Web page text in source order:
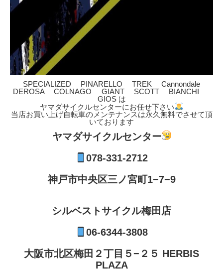
SPECIALIZED PINARELLO TREK Cannondale
DEROSA COLNAGO GIANT SCOTT BIANCHI
GIOS は
ヤマダサイクルセンターにお任せ下さい
当店お買い上げ自転車のメンテナンスは永久無料でさせて頂
いております
ヤマダサイクルセンター
078-331-2712
神戸市中央区三ノ宮町1−7−9
シルベストサイクル梅田店
06-6344-3808
大阪市北区梅田２丁目５−２５ HERBIS
PLAZA